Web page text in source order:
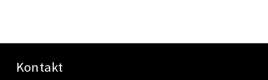
Kontakt